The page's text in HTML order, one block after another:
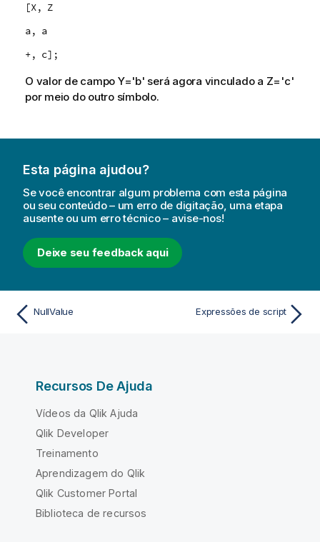
[X, Z
a, a
+, c];
O valor de campo Y='b' será agora vinculado a Z='c'
por meio do outro símbolo.
Esta página ajudou?
Se você encontrar algum problema com esta página
ou seu conteúdo – um erro de digitação, uma etapa
ausente ou um erro técnico – avise-nos!
Deixe seu feedback aqui
NullValue Expressões de script
Recursos De Ajuda
Vídeos da Qlik Ajuda
Qlik Developer
Treinamento
Aprendizagem do Qlik
Qlik Customer Portal
Biblioteca de recursos